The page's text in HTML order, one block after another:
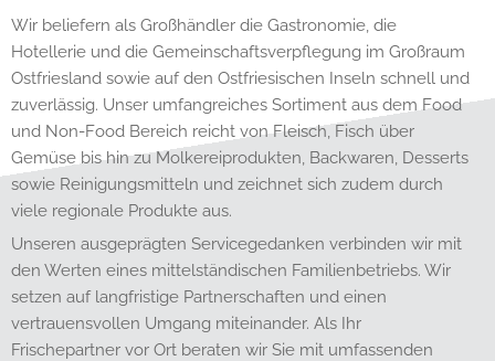
Wir beliefern als Großhändler die Gastronomie, die
Hotellerie und die Gemeinschaftsverpflegung im Großraum
Ostfriesland sowie auf den Ostfriesischen Inseln schnell und
zuverlässig. Unser umfangreiches Sortiment aus dem Food
und Non-Food Bereich reicht von Fleisch, Fisch über
Gemüse bis hin zu Molkereiprodukten, Backwaren, Desserts
sowie Reinigungsmitteln und zeichnet sich zudem durch
viele regionale Produkte aus.
Unseren ausgeprägten Servicegedanken verbinden wir mit
den Werten eines mittelständischen Familienbetriebs. Wir
setzen auf langfristige Partnerschaften und einen
vertrauensvollen Umgang miteinander. Als Ihr
Frischepartner vor Ort beraten wir Sie mit umfassenden